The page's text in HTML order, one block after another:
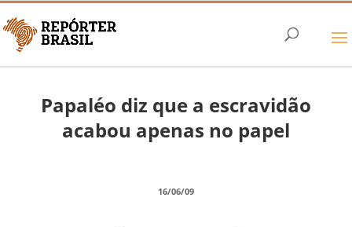
Papaléo diz que a escravidão
acabou apenas no papel
16/06/09